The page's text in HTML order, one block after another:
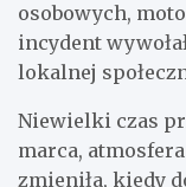
osobowych,
incydent
lokalnej
Niewielki czas
marca,
zmieniła, kiedy